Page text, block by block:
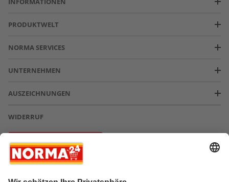
PRODUKTWELT
NORMA SERVICES
UNTERNEHMEN
AUSZEICHNUNGEN
WIDERRUF
Vertrag widerrufen